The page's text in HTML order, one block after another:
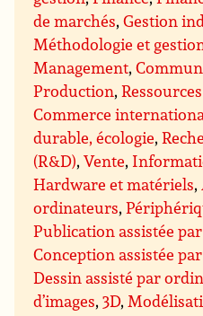
de marchés,Gestion
Méthodologie et
Management,
Production,
Commerce
durable, écologie,
(R&D),Vente,
Hardware et matériels,
ordinateurs,
Publication assistée
Conception assistée
Dessin assisté par
d’images,3D,